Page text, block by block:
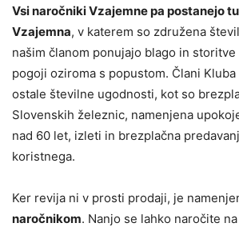
Vsi naročniki Vzajemne pa postanejo
Vzajemna, v katerem so združena
našim članom ponujajo blago in
pogoji oziroma s popustom. Člani Kluba
ostale številne ugodnosti, kot so
Slovenskih železnic, namenjena
nad 60 let, izleti in brezplačna
koristnega.
Ker revija ni v prosti prodaji, je
naročnikom. Nanjo se lahko naročite